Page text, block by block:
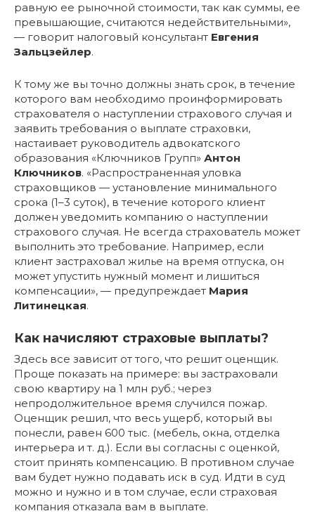
равную ее рыночной стоимости, так как суммы, ее
превышающие, считаются недействительными»,
— говорит налоговый консультант Евгения
Зальцзейлер.
К тому же вы точно должны знать срок, в течение
которого вам необходимо проинформировать
страхователя о наступлении страхового случая и
заявить требования о выплате страховки,
настаивает руководитель адвокатского
образования «Ключников Групп» Антон
Ключников. «Распространенная уловка
страховщиков — установление минимального
срока (1–3 суток), в течение которого клиент
должен уведомить компанию о наступлении
страхового случая. Не всегда страхователь может
выполнить это требование. Например, если
клиент застраховал жилье на время отпуска, он
может упустить нужный момент и лишиться
компенсации», — предупреждает Мария
Литинецкая.
Как начисляют страховые выплаты?
Здесь все зависит от того, что решит оценщик.
Проще показать на примере: вы застраховали
свою квартиру на 1 млн руб.; через
непродолжительное время случился пожар.
Оценщик решил, что весь ущерб, который вы
понесли, равен 600 тыс. (мебель, окна, отделка
интерьера и т. д.). Если вы согласны с оценкой,
стоит принять компенсацию. В противном случае
вам будет нужно подавать иск в суд. Идти в суд
можно и нужно и в том случае, если страховая
компания отказала вам в выплате.